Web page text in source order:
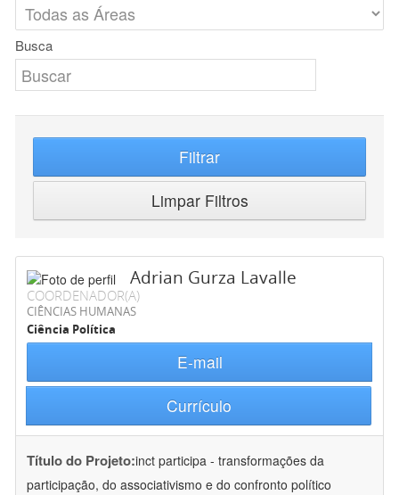
Busca
Filtrar
Limpar Filtros
Adrian Gurza Lavalle
COORDENADOR(A)
CIÊNCIAS HUMANAS
Ciência Política
E-mail
Currículo
Título do Projeto:inct participa - transformações da
participação, do associativismo e do confronto político